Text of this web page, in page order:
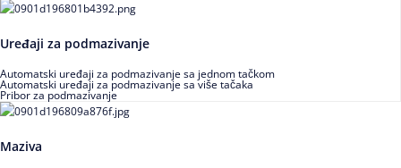
Uređaji za podmazivanje
Automatski uređaji za podmazivanje sa jednom tačkom
Automatski uređaji za podmazivanje sa više tačaka
Pribor za podmazivanje
Maziva